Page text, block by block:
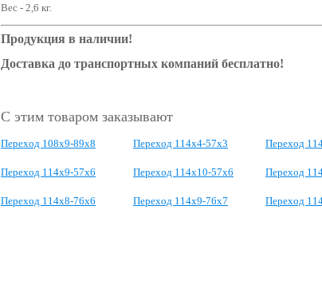
Вес - 2,6 кг.
Продукция в наличии!
Доставка до транспортных компаний бесплатно!
С этим товаром заказывают
Переход 108х9-89х8 Переход 114х4-57х3 Переход
Переход 114х9-57х6 Переход 114х10-57х6 Переход
Переход 114х8-76х6 Переход 114х9-76х7 Переход